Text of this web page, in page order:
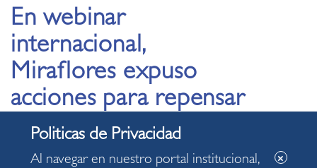
En webinar
internacional,
Miraflores expuso
acciones para repensar
los servicios públicos y
la protección de los
Al navegar en nuestro portal institucional,